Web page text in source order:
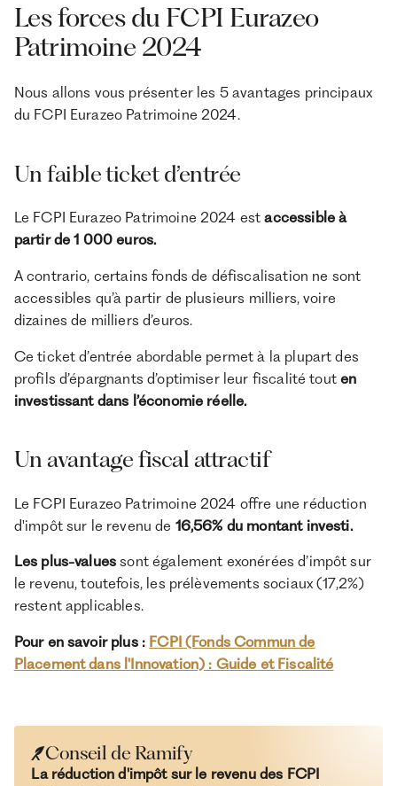
Les forces du FCPI Eurazeo
Patrimoine 2024
Nous allons vous présenter les 5 avantages principaux
du FCPI Eurazeo Patrimoine 2024.
Un faible ticket d’entrée
Le FCPI Eurazeo Patrimoine 2024 est accessible à
partir de 1 000 euros.
A contrario, certains fonds de défiscalisation ne sont
accessibles qu’à partir de plusieurs milliers, voire
dizaines de milliers d’euros.
Ce ticket d’entrée abordable permet à la plupart des
profils d’épargnants d’optimiser leur fiscalité touten
investissant dans l’économie réelle.
Un avantage fiscal attractif
Le FCPI Eurazeo Patrimoine 2024 offre une réduction
d'impôt sur le revenu de 16,56% du montant investi.
Les plus-values sont également exonérées d’impôt sur
le revenu, toutefois, les prélèvements sociaux (17,2%)
restent applicables.
Pour en savoir plus : FCPI (Fonds Commun de
Placement dans l'Innovation) : Guide et Fiscalité
Conseil de Ramify
La réduction d'impôt sur le revenu des FCPI